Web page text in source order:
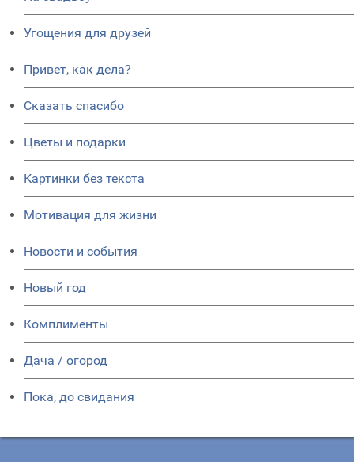
Угощения для друзей
Привет, как дела?
Сказать спасибо
Цветы и подарки
Картинки без текста
Мотивация для жизни
Новости и события
Новый год
Комплименты
Дача / огород
Пока, до свидания